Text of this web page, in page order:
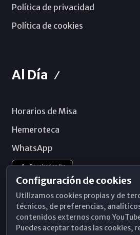
Política de privacidad
Política de cookies
Al Día
Horarios de Misa
Hemeroteca
WhatsApp
Configuración de cookies
Utilizamos cookies propias y de
técnicos, de preferencias,
contenidos externos como
Puedes aceptar todas las cookies,